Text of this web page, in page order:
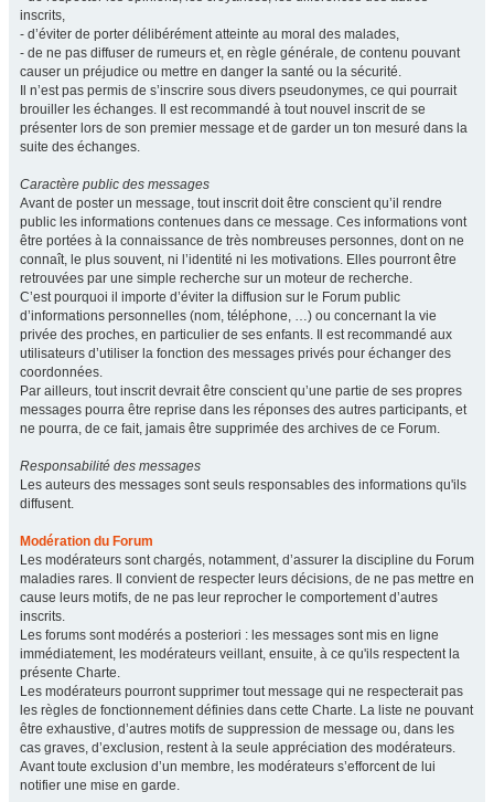
inscrits,
- d’éviter de porter délibérément atteinte au moral des malades,
- de ne pas diffuser de rumeurs et, en règle générale, de contenu pouvant
causer un préjudice ou mettre en danger la santé ou la sécurité.
Il n’est pas permis de s’inscrire sous divers pseudonymes, ce qui pourrait
brouiller les échanges. Il est recommandé à tout nouvel inscrit de se
présenter lors de son premier message et de garder un ton mesuré dans la
suite des échanges.
Caractère public des messages
Avant de poster un message, tout inscrit doit être conscient qu’il rendre
public les informations contenues dans ce message. Ces informations vont
être portées à la connaissance de très nombreuses personnes, dont on ne
connaît, le plus souvent, ni l’identité ni les motivations. Elles pourront être
retrouvées par une simple recherche sur un moteur de recherche.
C’est pourquoi il importe d’éviter la diffusion sur le Forum public
d’informations personnelles (nom, téléphone, …) ou concernant la vie
privée des proches, en particulier de ses enfants. Il est recommandé aux
utilisateurs d’utiliser la fonction des messages privés pour échanger des
coordonnées.
Par ailleurs, tout inscrit devrait être conscient qu’une partie de ses propres
messages pourra être reprise dans les réponses des autres participants, et
ne pourra, de ce fait, jamais être supprimée des archives de ce Forum.
Responsabilité des messages
Les auteurs des messages sont seuls responsables des informations qu'ils
diffusent.
Modération du Forum
Les modérateurs sont chargés, notamment, d’assurer la discipline du Forum
maladies rares. Il convient de respecter leurs décisions, de ne pas mettre en
cause leurs motifs, de ne pas leur reprocher le comportement d’autres
inscrits.
Les forums sont modérés a posteriori : les messages sont mis en ligne
immédiatement, les modérateurs veillant, ensuite, à ce qu'ils respectent la
présente Charte.
Les modérateurs pourront supprimer tout message qui ne respecterait pas
les règles de fonctionnement définies dans cette Charte. La liste ne pouvant
être exhaustive, d’autres motifs de suppression de message ou, dans les
cas graves, d’exclusion, restent à la seule appréciation des modérateurs.
Avant toute exclusion d’un membre, les modérateurs s’efforcent de lui
notifier une mise en garde.